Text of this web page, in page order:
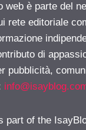
web è parte del
rete editoriale
di
pubblicità,
part of the